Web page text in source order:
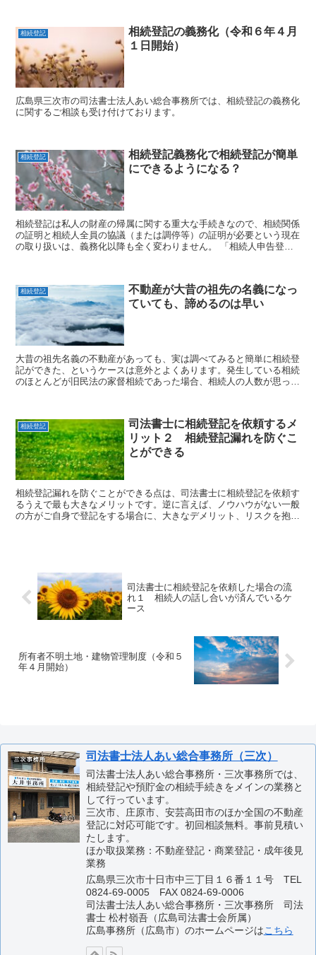
相続登記
相続登記の義務化（令和６年４月
１日開始）
広島県三次市の司法書士法人あい総合事務所では、相続登記の義務化
に関するご相談も受け付けております。
相続登記
相続登記義務化で相続登記が簡単
にできるようになる？
相続登記は私人の財産の帰属に関する重大な手続きなので、相続関係
の証明と相続人全員の協議（または調停等）の証明が必要という現在
の取り扱いは、義務化以降も全く変わりません。 「相続人申告登
相続登記
不動産が大昔の祖先の名義になっ
ていても、諦めるのは早い
大昔の祖先名義の不動産があっても、実は調べてみると簡単に相続登
記ができた、というケースは意外とよくあります。発生している相続
のほとんどが旧民法の家督相続であった場合、相続人の人数が思って
相続登記
司法書士に相続登記を依頼するメ
リット２ 相続登記漏れを防ぐこ
とができる
相続登記漏れを防ぐことができる点は、司法書士に相続登記を依頼す
るうえで最も大きなメリットです。逆に言えば、ノウハウがない一般
の方がご自身で登記をする場合に、大きなデメリット、リスクを抱え
司法書士に相続登記を依頼した場合の流
れ１ 相続人の話し合いが済んでいるケ
ース
所有者不明土地・建物管理制度（令和５
年４月開始）
司法書士法人あい総合事務所（三次）
司法書士法人あい総合事務所・三次事務所では、
相続登記や預貯金の相続手続きをメインの業務と
して行っています。
三次市、庄原市、安芸高田市のほか全国の不動産
登記に対応可能です。初回相談無料。事前見積い
たします。
ほか取扱業務：不動産登記・商業登記・成年後見
業務
広島県三次市十日市中三丁目１６番１１号 TEL
0824-69-0005 FAX 0824-69-0006
司法書士法人あい総合事務所・三次事務所 司法
書士 松村嶺吾（広島司法書士会所属）
広島事務所（広島市）のホームページはこちら